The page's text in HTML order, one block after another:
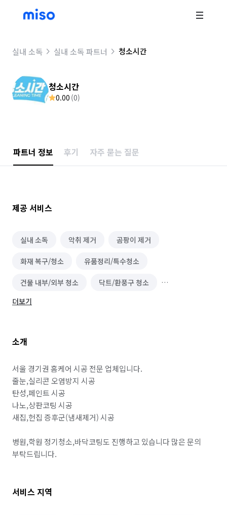
실내 소독 실내 소독 파트너 청소시간
청소시간
0.00 (0)
파트너 정보 후기 자주 묻는 질문
제공 서비스
실내 소독 악취 제거 곰팡이 제거
화재 복구/청소 유품정리/특수청소
건물 내부/외부 청소 닥트/환풍구 청소
이사청소/입주청소
더보기
소개
서울 경기권 홈케어 시공 전문 업체입니다.
줄눈,실리콘 오염방지 시공
탄성,페인트 시공
나노,상판코팅 시공
새집,헌집 증후군(냄새제거) 시공
병원,학원 정기청소,바닥코팅도 진행하고 있습니다 많은 문의
서비스 지역